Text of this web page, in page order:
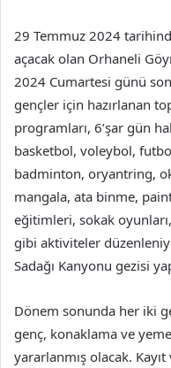
29 Temmuz 2024
açacak olan Orhaneli
2024 Cumartesi günü
gençler için hazırlanan
programları, 6’şar gün
basketbol, voleybol,
badminton, oryantring,
mangala, ata binme,
eğitimleri, sokak
gibi aktiviteler
Sadağı Kanyonu gezisi
Dönem sonunda her iki
genç, konaklama ve
yararlanmış olacak.